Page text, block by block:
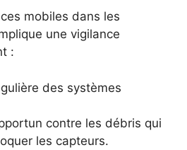
mobiles dans les
une vigilance
:
des systèmes
contre les débris qui
les capteurs.